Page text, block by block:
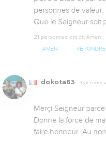
personnes de valeur.
Que le Seigneur soit
21 personnes ont dit Amen
AMEN RÉPONDRE
dokota63 Il y a 17 ans,
Merçi Seigneur
Donne la force de
faire honneur. Au